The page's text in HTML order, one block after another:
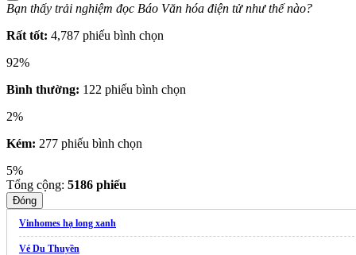
Bạn thấy trải nghiệm đọc Báo Văn hóa điện tử như thế nào?
Rất tốt: 4,787 phiếu bình chọn
92%
Bình thường: 122 phiếu bình chọn
2%
Kém: 277 phiếu bình chọn
5%
Tổng cộng: 5186 phiếu
Đóng
Vinhomes hạ long xanh
Vé Du Thuyền